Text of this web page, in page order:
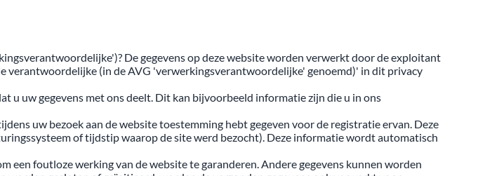
De gegevens op deze website worden verwerkt door de exploitant
verantwoordelijke (in de AVG 'verwerkingsverantwoordelijke' genoemd)' in dit privacy
u uw gegevens met ons deelt. Dit kan bijvoorbeeld informatie zijn die u in ons
uw bezoek aan de website toestemming hebt gegeven voor de registratie ervan. Deze
of tijdstip waarop de site werd bezocht). Deze informatie wordt automatisch
een foutloze werking van de website te garanderen. Andere gegevens kunnen worden